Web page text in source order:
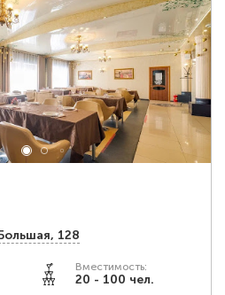
128
Вместимость:
20 - 100 чел.